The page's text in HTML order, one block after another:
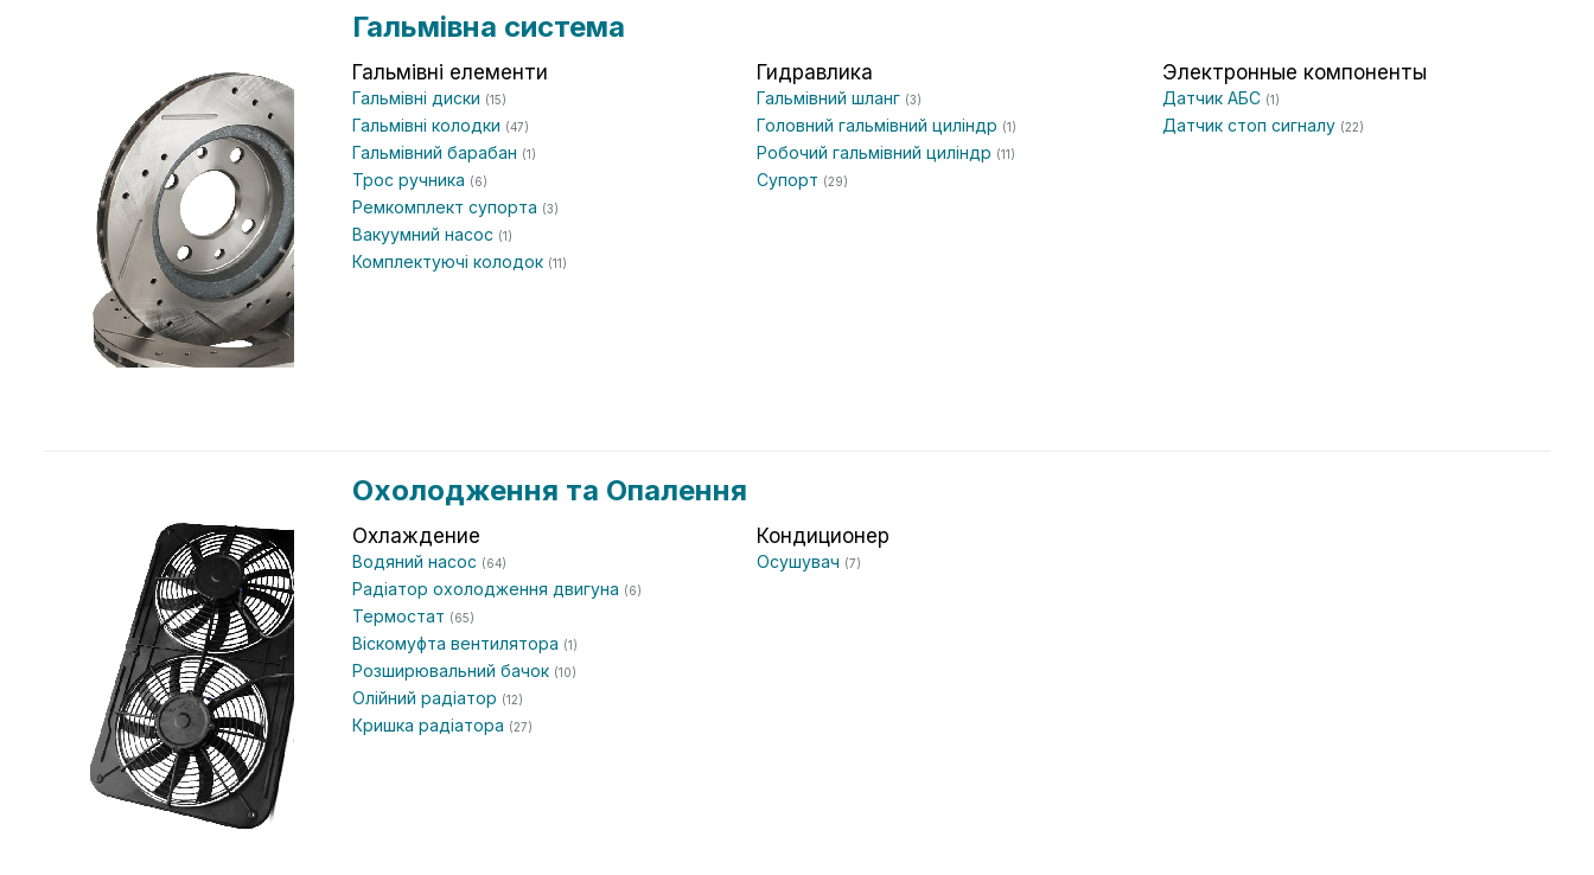
Гальмівна система
Гальмівні елементи
Гальмівні диски (15)
Гальмівні колодки (47)
Гальмівний барабан (1)
Трос ручника (6)
Ремкомплект супорта (3)
Вакуумний насос (1)
Комплектуючі колодок (11)
Гидравлика
Гальмівний шланг (3)
Головний гальмівний циліндр (1)
Робочий гальмівний циліндр (11)
Супорт (29)
Электронные компоненты
Датчик АБС (1)
Датчик стоп сигналу (22)
Охолодження та Опалення
Охлаждение
Водяний насос (64)
Радіатор охолодження двигуна (6)
Термостат (65)
Віскомуфта вентилятора (1)
Розширювальний бачок (10)
Олійний радіатор (12)
Кришка радіатора (27)
Кондиционер
Осушувач (7)